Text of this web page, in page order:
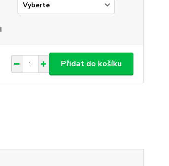
Přidat do košíku